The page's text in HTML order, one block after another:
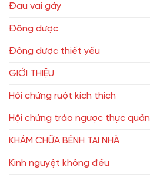
Đau vai gáy
Đông dược
Đông dược thiết yếu
GIỚI THIỆU
Hội chứng ruột kích thích
Hội chứng trào ngược thực quản
KHÁM CHỮA BỆNH TẠI NHÀ
Kinh nguyệt không đều